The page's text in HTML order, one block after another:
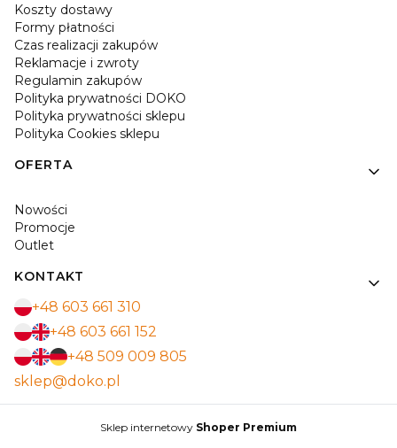
Koszty dostawy
Formy płatności
Czas realizacji zakupów
Reklamacje i zwroty
Regulamin zakupów
Polityka prywatności DOKO
Polityka prywatności sklepu
Polityka Cookies sklepu
OFERTA
Nowości
Promocje
Outlet
KONTAKT
+48 603 661 310
+48 603 661 152
+48 509 009 805
sklep@doko.pl
Sklep internetowy Shoper Premium